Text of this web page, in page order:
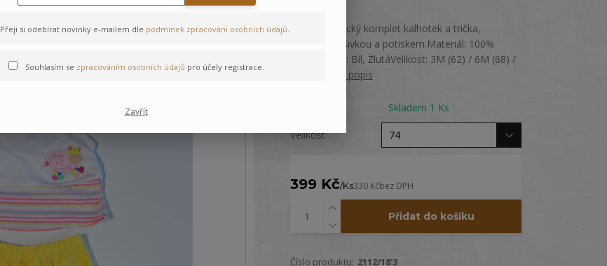
Letní kojenecký komplet kalhotek a trička,
zdobený nášivkou a potiskem.Materiál: 100%
bavlnaBarva: Bíl, ŽlutáVelikost: 3M (62) / 6M (68) /
celý popis
Skladem 1 Ks
Velikost
399 Kč/Ks330 Kčbez DPH
Přidat do košíku
Číslo produktu: 2112/18'3
Přeji si odebírat novinky e-mailem dle podmínek zpracování osobních údajů.
Souhlasím se zpracováním osobních údajů pro účely registrace.
Zavřít